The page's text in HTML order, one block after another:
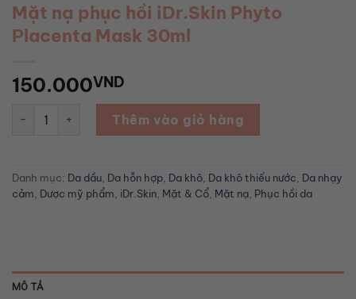
Mặt nạ phục hồi iDr.Skin Phyto
Placenta Mask 30ml
150.000VND
Mặt nạ phục hồi iDr.Skin Phyto Placenta Mask 30ml số lượng
Thêm vào giỏ hàng
Danh mục: Da dầu Da hỗn hợp Da khô Da khô thiếu nước Da nhạy
cảm Dược mỹ phẩm iDr.Skin Mặt & Cổ Mặt nạ Phục hồi da
MÔ TẢ